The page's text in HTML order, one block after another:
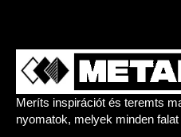
Meríts inspirációt és teremts
nyomatok, melyek minden